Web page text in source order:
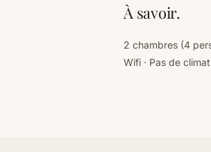
À savoir.
2 chambres (4
Wifi · Pas de